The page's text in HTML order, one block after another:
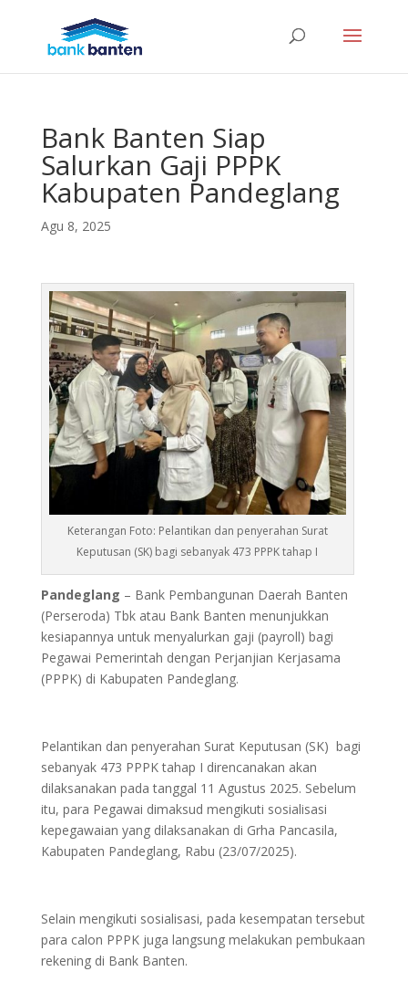
Bank Banten Siap
Salurkan Gaji PPPK
Kabupaten Pandeglang
Agu 8, 2025
Keterangan Foto: Pelantikan dan penyerahan Surat
Keputusan (SK) bagi sebanyak 473 PPPK tahap I
Pandeglang – Bank Pembangunan Daerah Banten
(Perseroda) Tbk atau Bank Banten menunjukkan
kesiapannya untuk menyalurkan gaji (payroll) bagi
Pegawai Pemerintah dengan Perjanjian Kerjasama
(PPPK) di Kabupaten Pandeglang.
Pelantikan dan penyerahan Surat Keputusan (SK) bagi
sebanyak 473 PPPK tahap I direncanakan akan
dilaksanakan pada tanggal 11 Agustus 2025. Sebelum
itu, para Pegawai dimaksud mengikuti sosialisasi
kepegawaian yang dilaksanakan di Grha Pancasila,
Kabupaten Pandeglang, Rabu (23/07/2025).
Selain mengikuti sosialisasi, pada kesempatan tersebut
para calon PPPK juga langsung melakukan pembukaan
rekening di Bank Banten.